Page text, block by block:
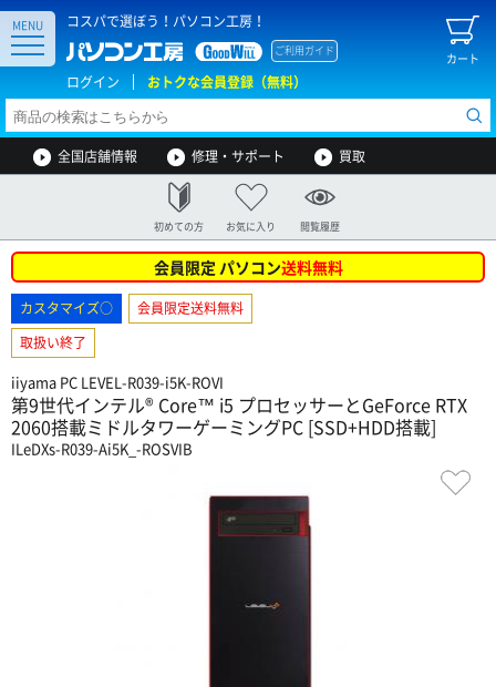
コスパで選ぼう！パソコン工房！
カート
ご利用ガイド
ログイン おトクな会員登録（無料）
MENU
全国店舗情報 修理・サポート 買取
初めての方 お気に入り 閲覧履歴
会員限定 パソコン送料無料
カスタマイズ○
会員限定送料無料
取扱い終了
iiyama PC LEVEL-R039-i5K-ROVI
第9世代インテル® Core™ i5 プロセッサーとGeForce RTX
2060搭載ミドルタワーゲーミングPC [SSD+HDD搭載]
ILeDXs-R039-Ai5K_-ROSVIB